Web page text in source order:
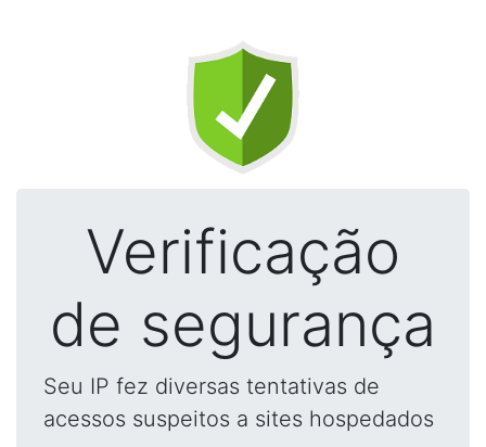
Verificação
de segurança
Seu IP fez diversas tentativas de
acessos suspeitos a sites hospedados